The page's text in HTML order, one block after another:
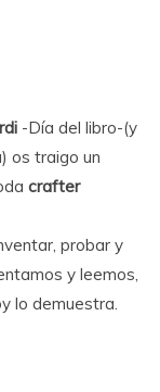
-Día del libro-(y
os traigo un
crafter
probar y
y leemos,
lo demuestra.